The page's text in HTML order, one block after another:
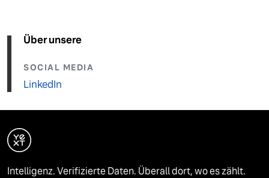
Über unsere
SOCIAL MEDIA
LinkedIn
Intelligenz. Verifizierte Daten. Überall dort, wo es zählt.